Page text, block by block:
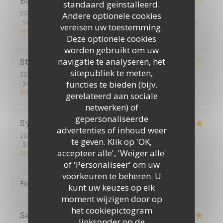
standaard geïnstalleerd.
Andere optionele cookies
vereisen uw toestemming.
Deze optionele cookies
worden gebruikt om uw
navigatie te analyseren, het
sitepubliek te meten,
functies te bieden (bijv.
gerelateerd aan sociale
netwerken) of
gepersonaliseerde
advertenties of inhoud weer
te geven. Klik op 'OK,
accepteer alle', 'Weiger alle'
of 'Personaliseer' om uw
voorkeuren te beheren. U
kunt uw keuzes op elk
moment wijzigen door op
het cookiepictogram
2026-07-22
- 13:00 - Gasten 4
Service
Atmosfeer : 4/5 Keuken :3 /5 Kwaliteit / Prijs
:
4/5
Stephen F
2026-07-16
- 19:00 - Gasten 3
Service
Atmosfeer: 5/5 Keuken: 5/5 Kwaliteit / Prijs
:
5/5
Sylvain
2026-07-16
- 19:30 - Gasten 4
Service
Atmosfeer:5/5 Keuken: 5/5 Kwaliteit / Prijs
:
5/5
Excellent. Très bon accueil et cuisine raffinée
Sandra